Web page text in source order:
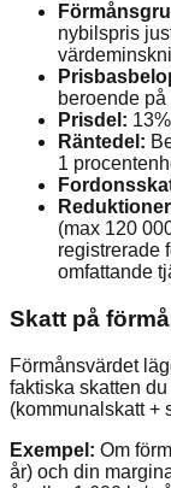
nybilspris
beroende
Prisdel:
Räntedel:
1
(max 120
registrerade
omfattande
Skatt på
Förmånsvärdet
faktiska skatten
(kommunalskatt +
Exempel: Om
år) och din